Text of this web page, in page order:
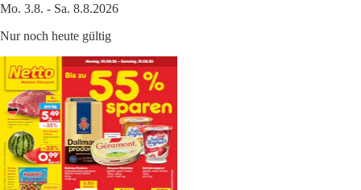
Mo. 3.8. - Sa. 8.8.2026
Nur noch heute gültig